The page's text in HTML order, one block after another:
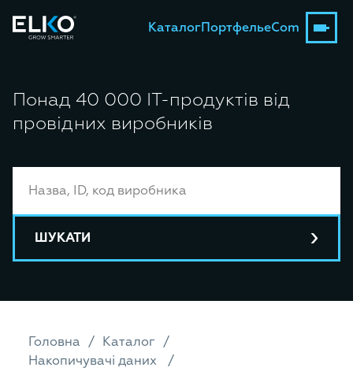
КаталогПортфельeCom
Понад 40 000 ІТ-продуктів від
провідних виробників
ШУКАТИ
Головна
Каталог
Накопичувачі даних